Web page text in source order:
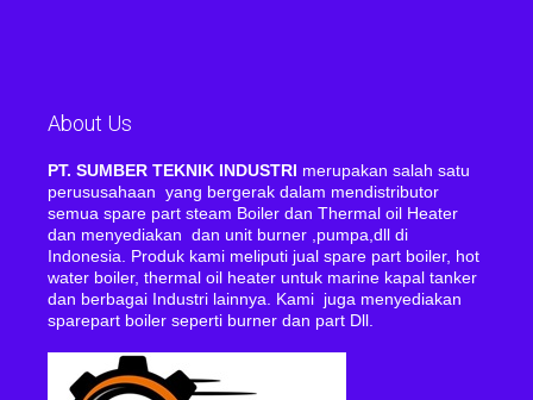
About Us
PT. SUMBER TEKNIK INDUSTRI merupakan salah satu
perususahaan yang bergerak dalam mendistributor
semua spare part steam Boiler dan Thermal oil Heater
dan menyediakan dan unit burner ,pumpa,dll di
Indonesia. Produk kami meliputi jual spare part boiler, hot
water boiler, thermal oil heater untuk marine kapal tanker
dan berbagai Industri lainnya. Kami juga menyediakan
sparepart boiler seperti burner dan part Dll.